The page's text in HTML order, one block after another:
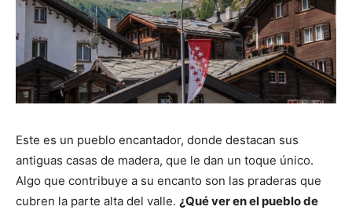
Este es un pueblo encantador, donde destacan sus
antiguas casas de madera, que le dan un toque único.
Algo que contribuye a su encanto son las praderas que
cubren la parte alta del valle. ¿Qué ver en el pueblo de